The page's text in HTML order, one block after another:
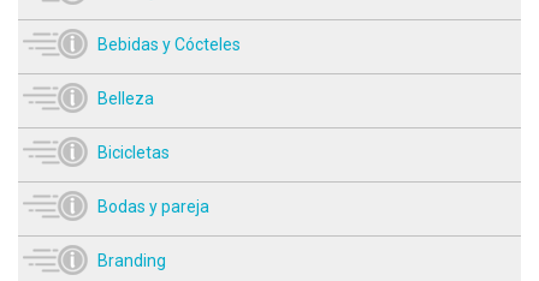
Bebidas y Cócteles
Belleza
Bicicletas
Bodas y pareja
Branding